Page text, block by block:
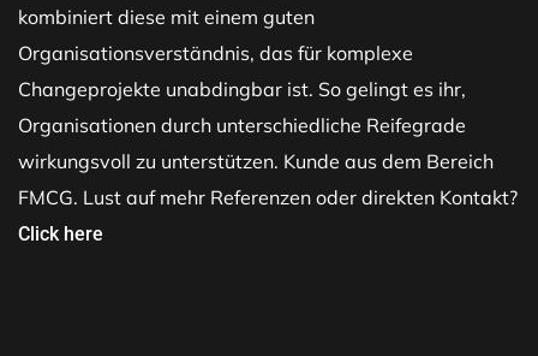
kombiniert diese mit einem guten
Organisationsverständnis, das für komplexe
Changeprojekte unabdingbar ist. So gelingt es ihr,
Organisationen durch unterschiedliche Reifegrade
wirkungsvoll zu unterstützen. Kunde aus dem Bereich
FMCG. Lust auf mehr Referenzen oder direkten Kontakt?
Click here